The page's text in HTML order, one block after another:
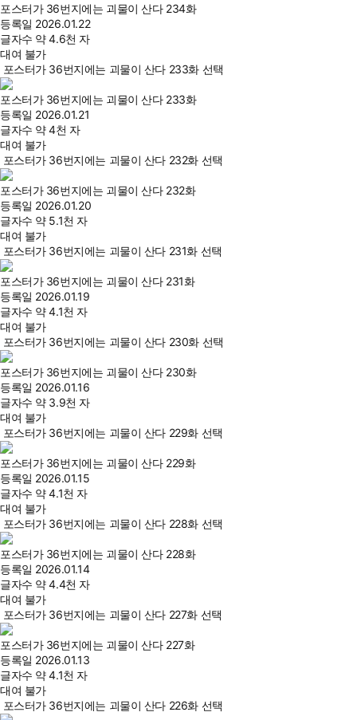
포스터가 36번지에는 괴물이 산다 234화
등록일 2026.01.22
글자수 약 4.6천 자
대여 불가
포스터가 36번지에는 괴물이 산다 233화 선택
포스터가 36번지에는 괴물이 산다 233화
등록일 2026.01.21
글자수 약 4천 자
대여 불가
포스터가 36번지에는 괴물이 산다 232화 선택
포스터가 36번지에는 괴물이 산다 232화
등록일 2026.01.20
글자수 약 5.1천 자
대여 불가
포스터가 36번지에는 괴물이 산다 231화 선택
포스터가 36번지에는 괴물이 산다 231화
등록일 2026.01.19
글자수 약 4.1천 자
대여 불가
포스터가 36번지에는 괴물이 산다 230화 선택
포스터가 36번지에는 괴물이 산다 230화
등록일 2026.01.16
글자수 약 3.9천 자
대여 불가
포스터가 36번지에는 괴물이 산다 229화 선택
포스터가 36번지에는 괴물이 산다 229화
등록일 2026.01.15
글자수 약 4.1천 자
대여 불가
포스터가 36번지에는 괴물이 산다 228화 선택
포스터가 36번지에는 괴물이 산다 228화
등록일 2026.01.14
글자수 약 4.4천 자
대여 불가
포스터가 36번지에는 괴물이 산다 227화 선택
포스터가 36번지에는 괴물이 산다 227화
등록일 2026.01.13
글자수 약 4.1천 자
대여 불가
포스터가 36번지에는 괴물이 산다 226화 선택